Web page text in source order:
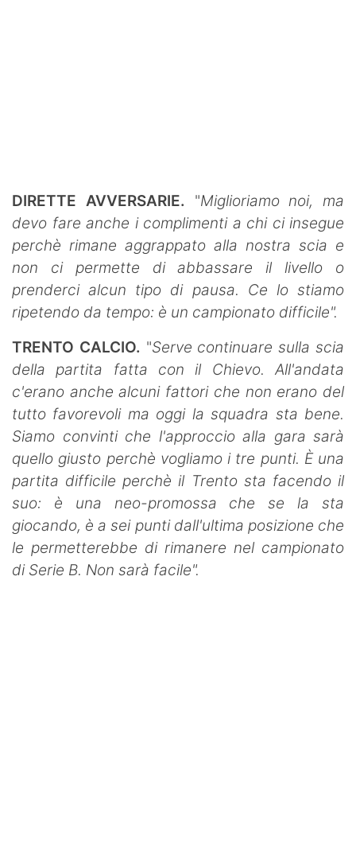
DIRETTE AVVERSARIE. "Miglioriamo noi, ma
devo fare anche i complimenti a chi ci insegue
perchè rimane aggrappato alla nostra scia e
non ci permette di abbassare il livello o
prenderci alcun tipo di pausa. Ce lo stiamo
ripetendo da tempo: è un campionato difficile".
TRENTO CALCIO. "Serve continuare sulla scia
della partita fatta con il Chievo. All'andata
c'erano anche alcuni fattori che non erano del
tutto favorevoli ma oggi la squadra sta bene.
Siamo convinti che l'approccio alla gara sarà
quello giusto perchè vogliamo i tre punti. È una
partita difficile perchè il Trento sta facendo il
suo: è una neo-promossa che se la sta
giocando, è a sei punti dall'ultima posizione che
le permetterebbe di rimanere nel campionato
di Serie B. Non sarà facile".